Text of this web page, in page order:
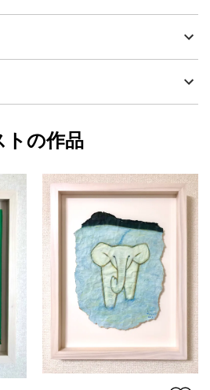
き物
内
うのか。
皺などの質感、立体感もお楽しみいた
る
トの作品